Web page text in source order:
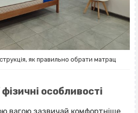
як правильно обрати матрац
особливості